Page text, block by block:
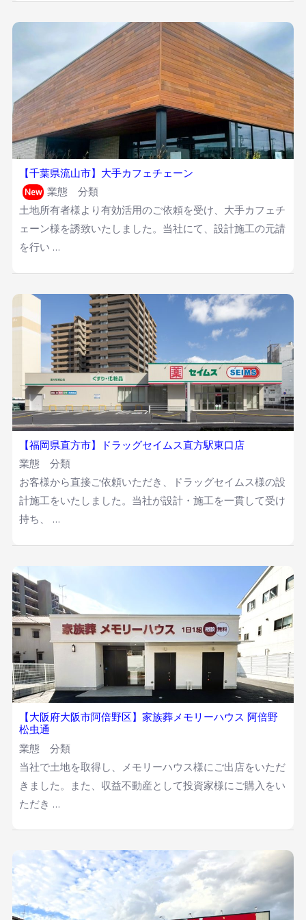
【千葉県流山市】大手カフェチェーン
New 業態 分類
土地所有者様より有効活用のご依頼を受け、大手カフェチ
ェーン様を誘致いたしました。当社にて、設計施工の元請
を行い …
【福岡県直方市】ドラッグセイムス直方駅東口店
業態 分類
お客様から直接ご依頼いただき、ドラッグセイムス様の設
計施工をいたしました。当社が設計・施工を一貫して受け
持ち、 …
【大阪府大阪市阿倍野区】家族葬メモリーハウス 阿倍野
松虫通
業態 分類
当社で土地を取得し、メモリーハウス様にご出店をいただ
きました。また、収益不動産として投資家様にご購入をい
ただき …